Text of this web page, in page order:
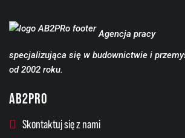
Agencja pracy
specjalizująca się w budownictwie i
od 2002 roku.
AB2PRO
Skontaktuj się z nami